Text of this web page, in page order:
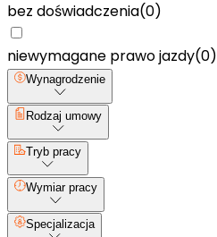
bez doświadczenia(0)
niewymagane prawo jazdy(0)
Wynagrodzenie
Rodzaj umowy
Tryb pracy
Wymiar pracy
Specjalizacja